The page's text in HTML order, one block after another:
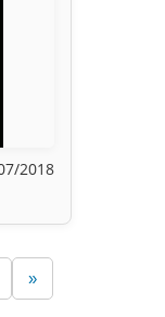
2018
»